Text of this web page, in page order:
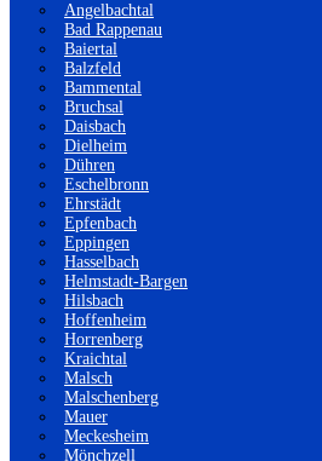
Angelbachtal
Bad Rappenau
Baiertal
Balzfeld
Bammental
Bruchsal
Daisbach
Dielheim
Dühren
Eschelbronn
Ehrstädt
Epfenbach
Eppingen
Hasselbach
Helmstadt-Bargen
Hilsbach
Hoffenheim
Horrenberg
Kraichtal
Malsch
Malschenberg
Mauer
Meckesheim
Mönchzell